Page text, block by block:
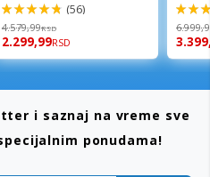
96%
(56)
4.579,99RSD
2.299,99RSD
92%
i saznaj na vreme sve
ponudama!